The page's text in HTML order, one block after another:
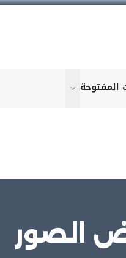
showالمفتوحة for "More"
الصور